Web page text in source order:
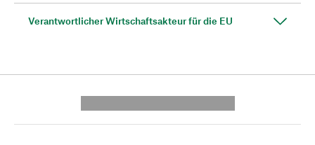
Verantwortlicher Wirtschaftsakteur für die EU